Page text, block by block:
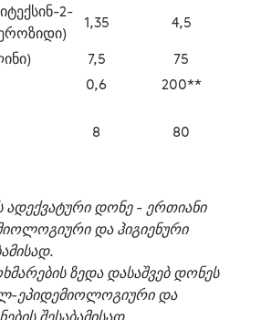
2-
1,35
4,5
7,5
75
0,6
200**
8 80
ადექვატური დონე - ერთიანი
და ჰიგიენური
ზედა დასაშვებ დონეს
ეპიდემიოლოგიური და